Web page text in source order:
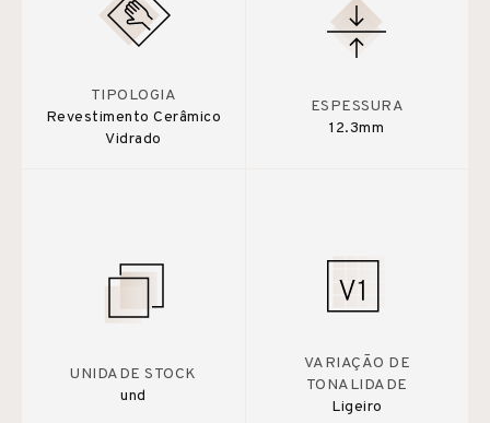
TIPOLOGIA
Revestimento Cerâmico
Vidrado
ESPESSURA
12.3mm
UNIDADE STOCK
und
VARIAÇÃO DE
TONALIDADE
Ligeiro